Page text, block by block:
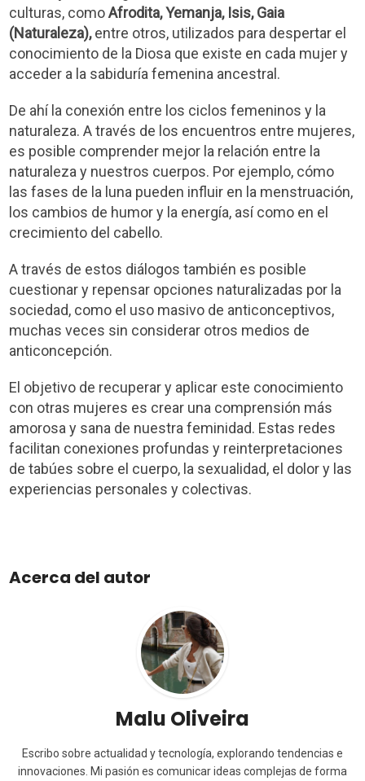
culturas, comoAfrodita, Yemanja, Isis, Gaia
(Naturaleza),entre otros, utilizados para despertar el
conocimiento de la Diosa que existe en cada mujer y
acceder a la sabiduría femenina ancestral.
De ahí la conexión entre los ciclos femeninos y la
naturaleza. A través de los encuentros entre mujeres,
es posible comprender mejor la relación entre la
naturaleza y nuestros cuerpos. Por ejemplo, cómo
las fases de la luna pueden influir en la menstruación,
los cambios de humor y la energía, así como en el
crecimiento del cabello.
A través de estos diálogos también es posible
cuestionar y repensar opciones naturalizadas por la
sociedad, como el uso masivo de anticonceptivos,
muchas veces sin considerar otros medios de
anticoncepción.
El objetivo de recuperar y aplicar este conocimiento
con otras mujeres es crear una comprensión más
amorosa y sana de nuestra feminidad. Estas redes
facilitan conexiones profundas y reinterpretaciones
de tabúes sobre el cuerpo, la sexualidad, el dolor y las
experiencias personales y colectivas.
Acerca del autor
Malu Oliveira
Escribo sobre actualidad y tecnología, explorando tendencias e
innovaciones. Mi pasión es comunicar ideas complejas de forma